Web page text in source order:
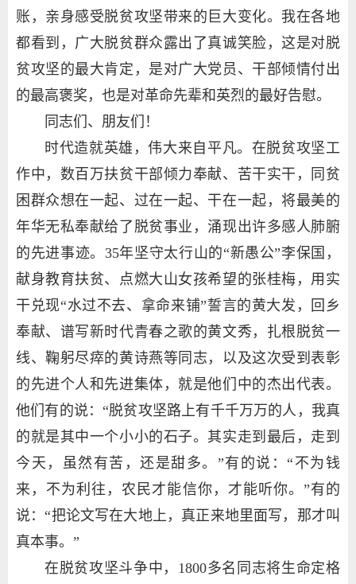
账，亲身感受脱贫攻坚带来的巨大变化。我在各地
都看到，广大脱贫群众露出了真诚笑脸，这是对脱
贫攻坚的最大肯定，是对广大党员、干部倾情付出
的最高褒奖，也是对革命先辈和英烈的最好告慰。
同志们、朋友们！
时代造就英雄，伟大来自平凡。在脱贫攻坚工
作中，数百万扶贫干部倾力奉献、苦干实干，同贫
困群众想在一起、过在一起、干在一起，将最美的
年华无私奉献给了脱贫事业，涌现出许多感人肺腑
的先进事迹。35年坚守太行山的“新愚公”李保国，
献身教育扶贫、点燃大山女孩希望的张桂梅，用实
干兑现“水过不去、拿命来铺”誓言的黄大发，回乡
奉献、谱写新时代青春之歌的黄文秀，扎根脱贫一
线、鞠躬尽瘁的黄诗燕等同志，以及这次受到表彰
的先进个人和先进集体，就是他们中的杰出代表。
他们有的说：“脱贫攻坚路上有千千万万的人，我真
的就是其中一个小小的石子。其实走到最后，走到
今天，虽然有苦，还是甜多。”有的说：“不为钱
来，不为利往，农民才能信你，才能听你。”有的
说：“把论文写在大地上，真正来地里面写，那才叫
真本事。”
在脱贫攻坚斗争中，1800多名同志将生命定格